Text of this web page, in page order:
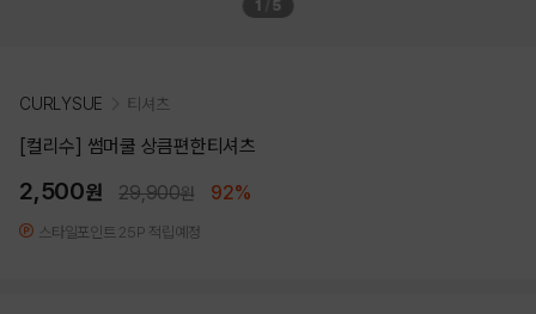
1 5
CURLYSUE 티셔츠
[컬리수] 썸머쿨 상큼편한티셔츠
2,500원 29,900원 92%
스타일포인트 25P 적립예정